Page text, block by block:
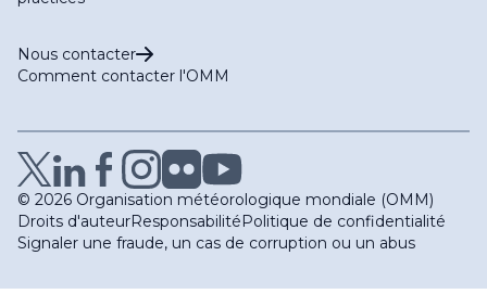
Nous contacter
Comment contacter l'OMM
© 2026 Organisation météorologique mondiale (OMM)
Droits d'auteurResponsabilitéPolitique de confidentialité
Signaler une fraude, un cas de corruption ou un abus